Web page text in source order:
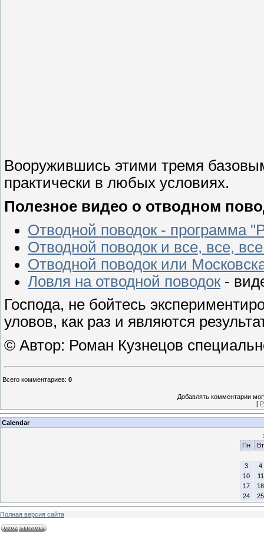
Вооружившись этими тремя
практически в любых условиях.
Полезное видео о отводном
Отводной поводок - программа
Отводной поводок и все, все,
Отводной поводок или
Ловля на отводной поводок -
Господа, не бойтесь
уловов, как раз и являются
© Автор: Роман Кузнецов
Всего комментариев: 0
Добавлять комментарии
[
Calendar
Пн
Вт
3
4
10
11
17
18
24
25
Полная версия сайта